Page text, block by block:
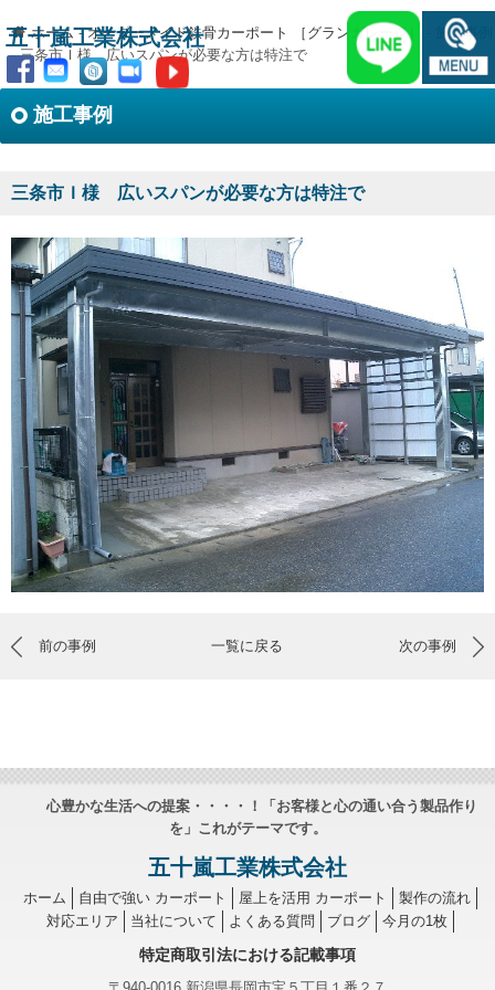
五十嵐工業株式会社
ホーム-オーダーメイド鉄骨カーポート ［グランガレージ］
施工事例
-三条市Ｉ様 広いスパンが必要な方は特注で
施工事例
三条市Ｉ様 広いスパンが必要な方は特注で
前の事例 一覧に戻る 次の事例
心豊かな生活への提案・・・・！「お客様と心の通い合う製品作り
を」これがテーマです。
五十嵐工業株式会社
ホーム 自由で強い カーポート 屋上を活用 カーポート
製作の流れ
対応エリア
当社について よくある質問 ブログ 今月の1枚
特定商取引法における記載事項